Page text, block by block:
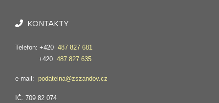
KONTAKTY
Telefon: +420 487 827 681
+420 487 827 635
e-mail: podatelna@zszandov.cz
IČ: 709 82 074